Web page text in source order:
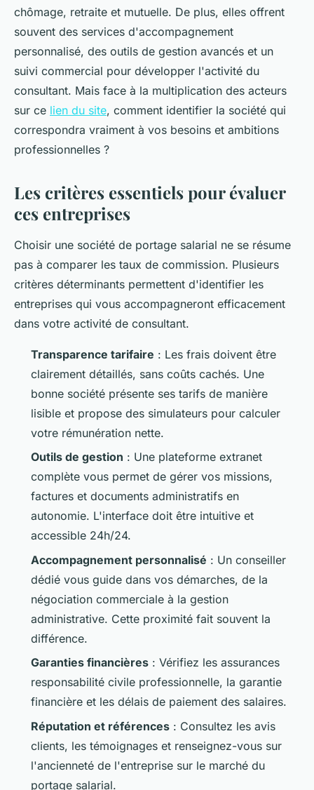
chômage, retraite et mutuelle. De plus, elles offrent
souvent des services d'accompagnement
personnalisé, des outils de gestion avancés et un
suivi commercial pour développer l'activité du
consultant. Mais face à la multiplication des acteurs
sur ce lien du site, comment identifier la société qui
correspondra vraiment à vos besoins et ambitions
professionnelles ?
Les critères essentiels pour évaluer
ces entreprises
Choisir une société de portage salarial ne se résume
pas à comparer les taux de commission. Plusieurs
critères déterminants permettent d'identifier les
entreprises qui vous accompagneront efficacement
dans votre activité de consultant.
Transparence tarifaire : Les frais doivent être
clairement détaillés, sans coûts cachés. Une
bonne société présente ses tarifs de manière
lisible et propose des simulateurs pour calculer
votre rémunération nette.
Outils de gestion : Une plateforme extranet
complète vous permet de gérer vos missions,
factures et documents administratifs en
autonomie. L'interface doit être intuitive et
accessible 24h/24.
Accompagnement personnalisé : Un conseiller
dédié vous guide dans vos démarches, de la
négociation commerciale à la gestion
administrative. Cette proximité fait souvent la
différence.
Garanties financières : Vérifiez les assurances
responsabilité civile professionnelle, la garantie
financière et les délais de paiement des salaires.
Réputation et références : Consultez les avis
clients, les témoignages et renseignez-vous sur
l'ancienneté de l'entreprise sur le marché du
portage salarial.